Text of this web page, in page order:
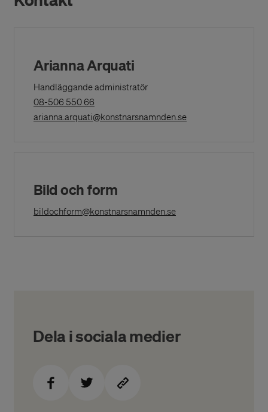
Arianna Arquati
Handläggande administratör
08-506 550 66
in
arianna.arquati@konstnarsnamnden.se(Opens in a New
Bild och form
bildochform@konstnarsnamnden.se(Opens in a New
Dela i sociala medier